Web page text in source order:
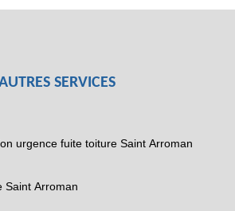
SERVICES
urgence fuite toiture Saint Arroman
Saint Arroman